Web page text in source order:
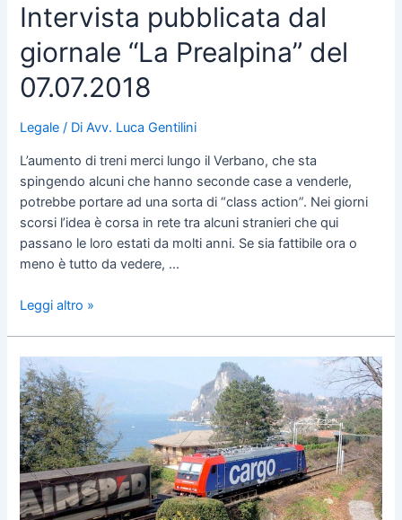
Intervista pubblicata dal
giornale “La Prealpina” del
07.07.2018
Legale / DiAvv. Luca Gentilini
L’aumento di treni merci lungo il Verbano, che sta
spingendo alcuni che hanno seconde case a venderle,
potrebbe portare ad una sorta di “class action”. Nei giorni
scorsi l’idea è corsa in rete tra alcuni stranieri che qui
passano le loro estati da molti anni. Se sia fattibile ora o
meno è tutto da vedere, …
Leggi altro »
Immissioni
di
rumori
e/o
di
vibrazioni
intollerabili:
quale